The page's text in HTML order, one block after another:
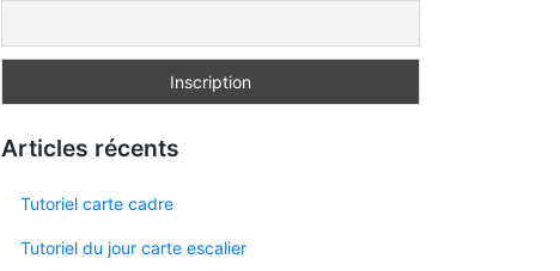
Articles récents
Tutoriel carte cadre
Tutoriel du jour carte escalier